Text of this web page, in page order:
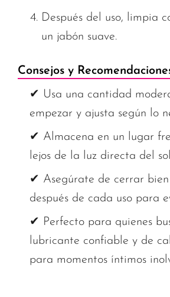
Después del uso, limpia
un jabón suave.
Consejos y
✔ Usa una cantidad
empezar y ajusta según lo
✔ Almacena en un lugar
lejos de la luz directa del
✔ Asegúrate de cerrar bien
después de cada uso para
✔ Perfecto para quienes
lubricante confiable y de
para momentos íntimos